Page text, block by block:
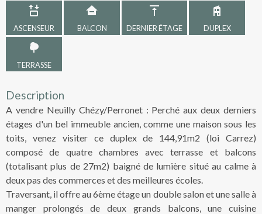
ASCENSEUR BALCON DERNIER ÉTAGE DUPLEX
TERRASSE
Description
A vendre Neuilly Chézy/Perronet : Perché aux deux derniers
étages d'un bel immeuble ancien, comme une maison sous les
toits, venez visiter ce duplex de 144,91m2 (loi Carrez)
composé de quatre chambres avec terrasse et balcons
(totalisant plus de 27m2) baigné de lumière situé au calme à
deux pas des commerces et des meilleures écoles.
Traversant, il offre au 6ème étage un double salon et une salle à
manger prolongés de deux grands balcons, une cuisine